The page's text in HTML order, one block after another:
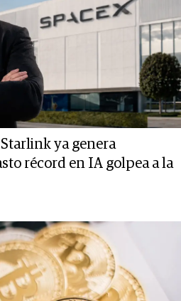
ya genera
récord en IA golpea a la